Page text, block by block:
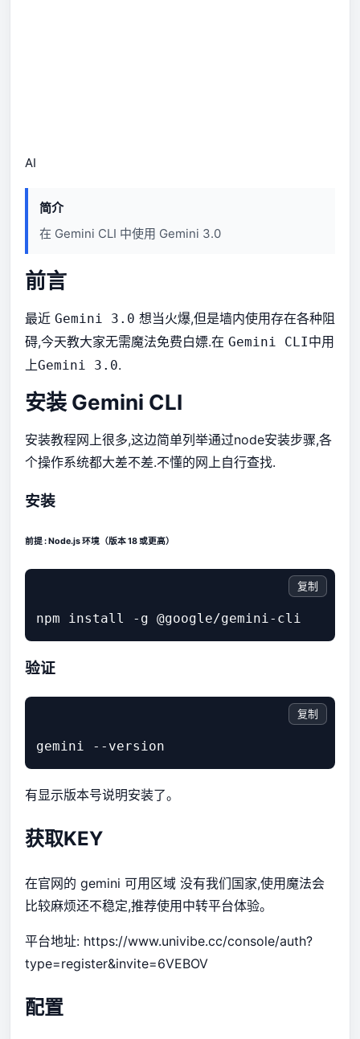
AI
简介
在 Gemini CLI 中使用 Gemini 3.0
前言
最近 Gemini 3.0 想当火爆,但是墙内使用存在各种阻
碍,今天教大家无需魔法免费白嫖.在 Gemini CLI中用
上Gemini 3.0.
安装 Gemini CLI
安装教程网上很多,这边简单列举通过node安装步骤,各
个操作系统都大差不差.不懂的网上自行查找.
安装
前提 : Node.js 环境（版本 18 或更高）
复制
验证
复制
有显示版本号说明安装了。
获取KEY
在官网的 gemini 可用区域 没有我们国家,使用魔法会
比较麻烦还不稳定,推荐使用中转平台体验。
平台地址: https://www.univibe.cc/console/auth?
type=register&invite=6VEBOV
配置